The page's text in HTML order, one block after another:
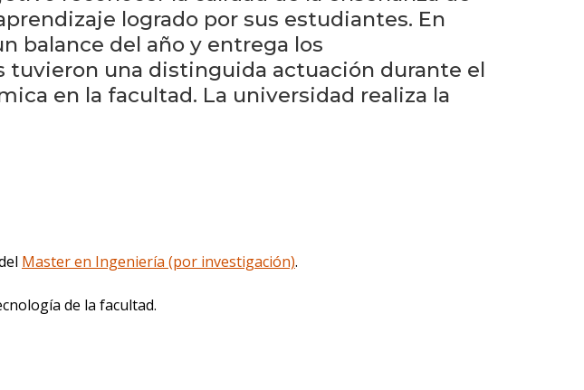
eventos
logrado por sus estudiantes. En
balance del año y entrega los
tuvieron una distinguida actuación durante el
en la facultad. La universidad realiza la
Master en Ingeniería (por investigación).
de la facultad.